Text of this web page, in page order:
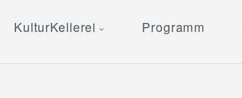
KulturKellerei Programm